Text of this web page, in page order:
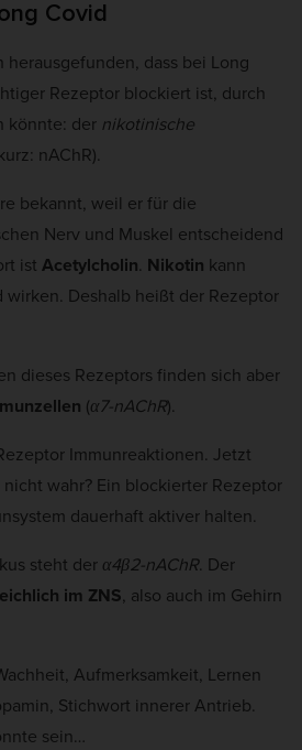
Covid
dass bei Long
Rezeptor blockiert ist, durch
könnte: der nikotinische
nAChR).
bekannt, weil er für die
Nerv und Muskel entscheidend
ist Acetylcholin. Nikotin kann
wirken. Deshalb heißt der Rezeptor
dieses Rezeptors finden sich aber
(α7-nAChR).
Immunreaktionen. Jetzt
nicht wahr? Ein blockierter Rezeptor
dauerhaft aktiver halten.
steht der α4β2-nAChR. Der
im ZNS, also auch im Gehirn
Aufmerksamkeit, Lernen
Stichwort innerer Antrieb.
sein…
beliebter sind, können wir unser Angebot
Informationen anzeigen
Drittanbietern oder Publishern verwendet,
Informationen anzeigen
und Social-Media-Plattformen werden
Cookies von externen Medien akzeptiert
Informationen anzeigen